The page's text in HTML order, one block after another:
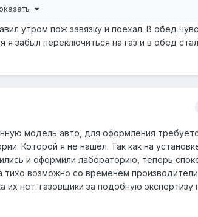
утром пож завязку и поехал. В обед
я забыл переключиться на газ и в обед
модель авто, для оформления
Которой я не нашёл. Так как на
и оформили лабораторию, теперь
тихо возможно со временем
нет. газовщики за подобную экспертизу